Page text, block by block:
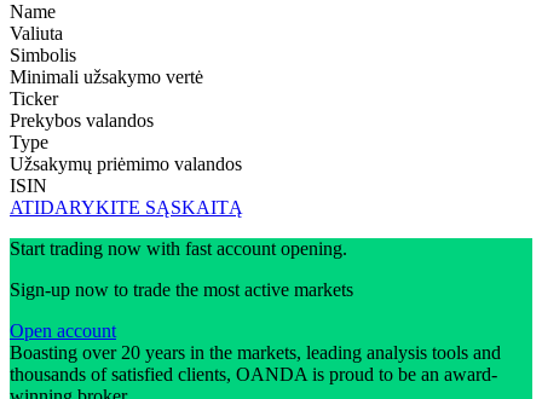
Name
Valiuta
Simbolis
Minimali užsakymo vertė
Ticker
Prekybos valandos
Type
Užsakymų priėmimo valandos
ISIN
ATIDARYKITE SĄSKAITĄ
Start trading now with fast account opening.
Sign-up now to trade the most active markets
Open account
Boasting over 20 years in the markets, leading analysis tools and
thousands of satisfied clients, OANDA is proud to be an award-